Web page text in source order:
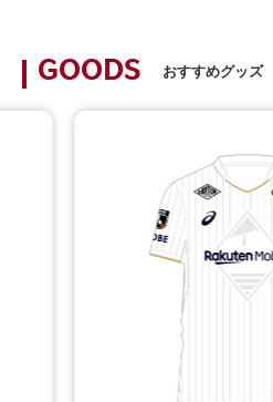
GOODS おすすめグッズ